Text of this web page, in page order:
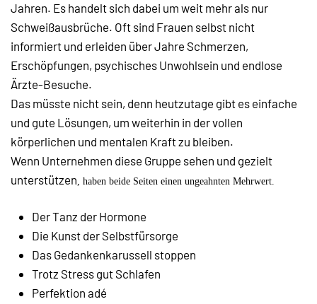
Jahren. Es handelt sich dabei um weit mehr als nur
Schweißausbrüche. Oft sind Frauen selbst nicht
informiert und erleiden über Jahre Schmerzen,
Erschöpfungen, psychisches Unwohlsein und endlose
Ärzte-Besuche.
Das müsste nicht sein, denn heutzutage gibt es einfache
und gute Lösungen, um weiterhin in der vollen
körperlichen und mentalen Kraft zu bleiben.
Wenn Unternehmen diese Gruppe sehen und gezielt
unterstützen, haben beide Seiten einen ungeahnten Mehrwert.
Der Tanz der Hormone
Die Kunst der Selbstfürsorge
Das Gedankenkarussell stoppen
Trotz Stress gut Schlafen
Perfektion adé